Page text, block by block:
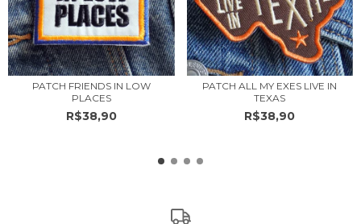
PATCH FRIENDS IN LOW
PLACES
R$38,90
PATCH ALL MY EXES LIVE IN
TEXAS
R$38,90